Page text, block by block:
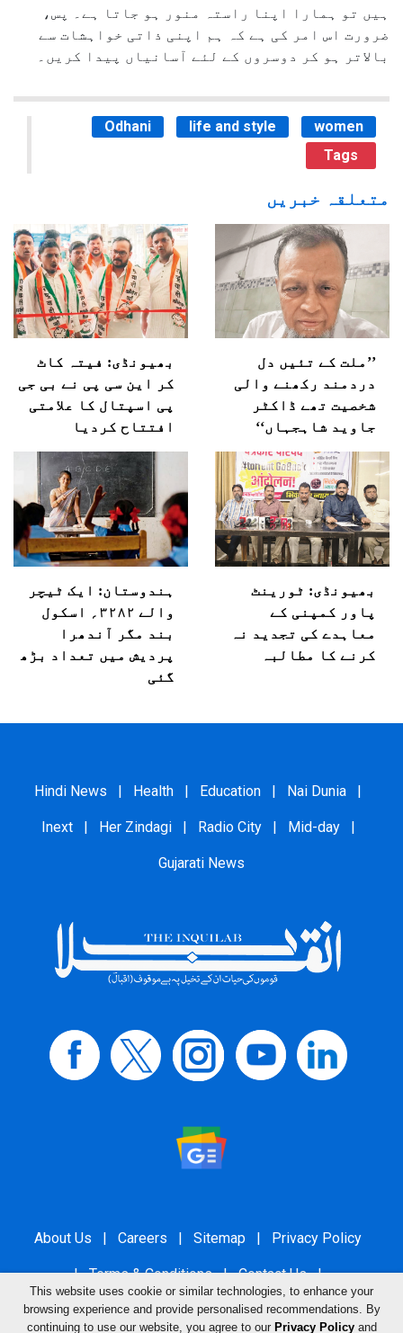
ہیں تو ہمارا اپنا راستہ منور ہو جاتا ہے۔ پس،
ضرورت اس امر کی ہے کہ ہم اپنی ذاتی خواہشات سے
بالاتر ہو کر دوسروں کے لئے آسانیاں پیدا کریں۔
Odhani life and style
women
Tags
متعلقہ خبریں
’’ملت کے تئیں دل
دردمند رکھنے والی
شخصیت تھے ڈاکٹر
جاوید شاہجہاں‘‘
بھیونڈی: فیتہ کاٹ
کر این سی پی نے بی جی
پی اسپتال کا علامتی
افتتاح کردیا
بھیونڈی: ٹورینٹ
پاور کمپنی کے
معاہدے کی تجدید نہ
کرنے کا مطالبہ
ہندوستان: ایک ٹیچر
والے ۳۲۸۲؍ اسکول
بند مگر آندھرا
پردیش میں تعداد بڑھ
گئی
Hindi News | Health | Education | Nai Dunia |
Inext | Her Zindagi | Radio City | Mid-day |
Gujarati News
About Us | Careers | Sitemap | Privacy Policy
| Terms & Conditions | Contact Us |
Grievance Redressal
This website uses cookie or similar technologies, to enhance your
browsing experience and provide personalised recommendations. By
continuing to use our website, you agree to our Privacy Policyand